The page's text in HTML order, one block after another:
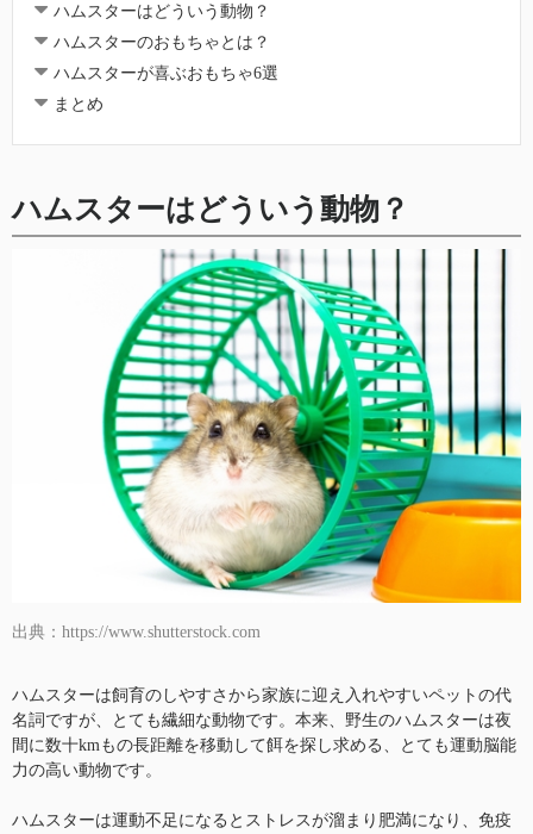
ハムスターはどういう動物？
ハムスターのおもちゃとは？
ハムスターが喜ぶおもちゃ6選
まとめ
ハムスターはどういう動物？
出典：https://www.shutterstock.com
ハムスターは飼育のしやすさから家族に迎え入れやすいペットの代
名詞ですが、とても繊細な動物です。本来、野生のハムスターは夜
間に数十kmもの長距離を移動して餌を探し求める、とても運動脳能
力の高い動物です。
ハムスターは運動不足になるとストレスが溜まり肥満になり、免疫